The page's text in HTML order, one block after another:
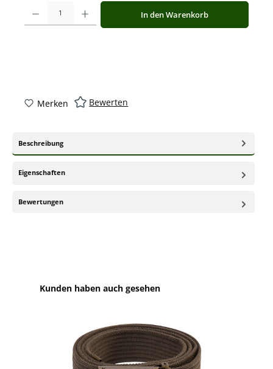
Produkt Anzahl: Gib den gewünschten Wert ein oder benutze die
In den Warenkorb
Merken Bewerten
Beschreibung
Eigenschaften
Bewertungen
Produktgalerie überspringen
Kunden haben auch gesehen